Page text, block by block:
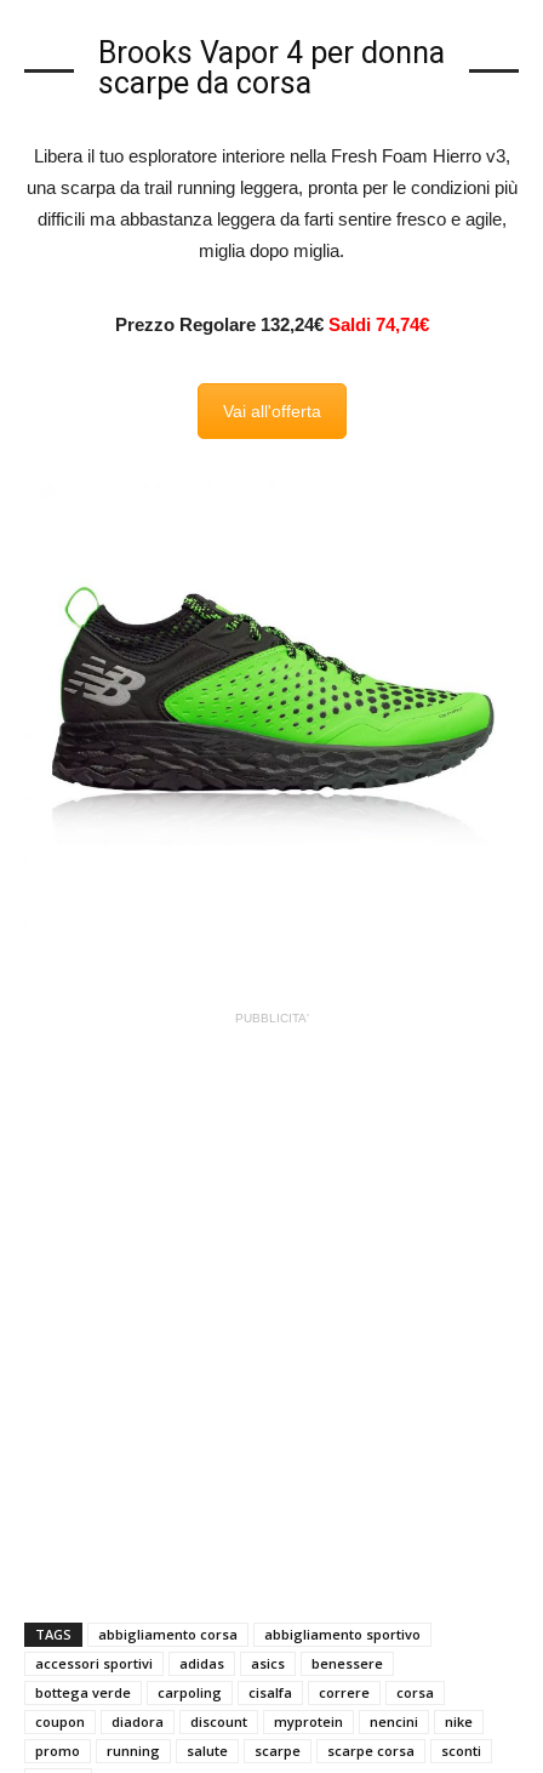
Brooks Vapor 4 per donna
scarpe da corsa
Libera il tuo esploratore interiore nella Fresh Foam Hierro v3,
una scarpa da trail running leggera, pronta per le condizioni più
difficili ma abbastanza leggera da farti sentire fresco e agile,
miglia dopo miglia.
Prezzo Regolare 132,24€ Saldi 74,74€
Vai all'offerta
PUBBLICITA'
TAGS abbigliamento corsa
abbigliamento sportivo
accessori sportivi
adidas asics
benessere
bottega verde
carpoling cisalfa correre
corsa
coupon
diadora discount myprotein nencini
nike
promo
running salute scarpe scarpe corsa
sconti